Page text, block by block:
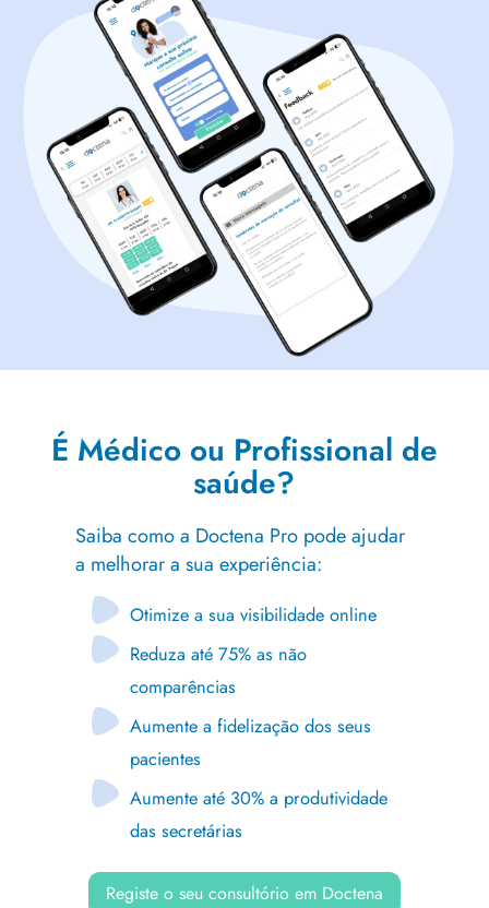
É Médico ou Profissional de
saúde?
Saiba como a Doctena Pro pode ajudar
a melhorar a sua experiência:
Otimize a sua visibilidade online
Reduza até 75% as não
comparências
Aumente a fidelização dos seus
pacientes
Aumente até 30% a produtividade
das secretárias
Registe o seu consultório em Doctena